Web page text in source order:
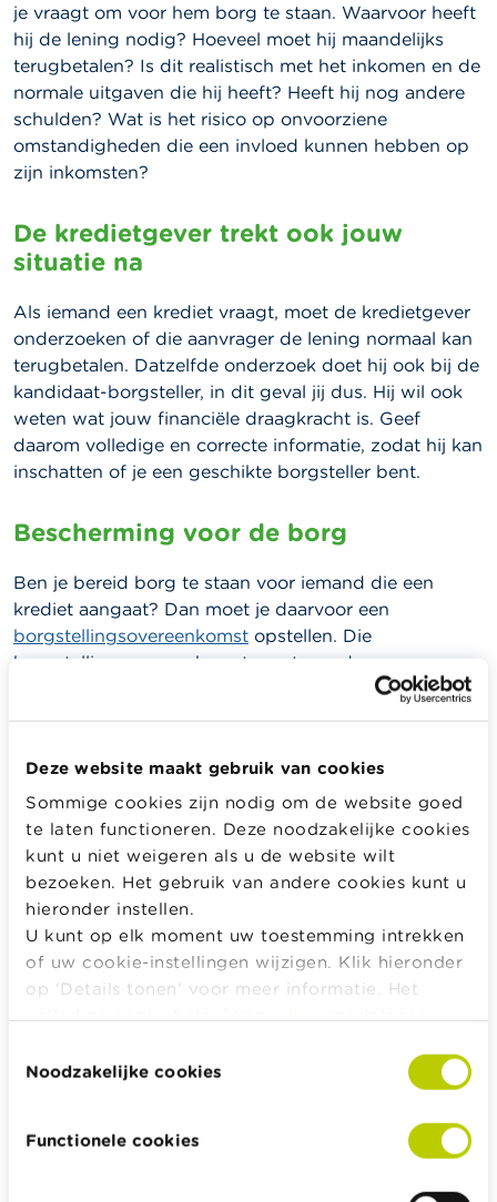
Deze website maakt gebruik van cookies
Sommige cookies zijn nodig om de website goed
te laten functioneren. Deze noodzakelijke cookies
kunt u niet weigeren als u de website wilt
bezoeken. Het gebruik van andere cookies kunt u
hieronder instellen.
U kunt op elk moment uw toestemming intrekken
of uw cookie-instellingen wijzigen. Klik hieronder
op ‘Details tonen’ voor meer informatie. Het
Noodzakelijke cookies
Functionele cookies
je vraagt om voor hem borg te staan. Waarvoor heeft
hij de lening nodig? Hoeveel moet hij maandelijks
terugbetalen? Is dit realistisch met het inkomen en de
normale uitgaven die hij heeft? Heeft hij nog andere
schulden? Wat is het risico op onvoorziene
omstandigheden die een invloed kunnen hebben op
zijn inkomsten?
De kredietgever trekt ook jouw
situatie na
Als iemand een krediet vraagt, moet de kredietgever
onderzoeken of die aanvrager de lening normaal kan
terugbetalen. Datzelfde onderzoek doet hij ook bij de
kandidaat-borgsteller, in dit geval jij dus. Hij wil ook
weten wat jouw financiële draagkracht is. Geef
daarom volledige en correcte informatie, zodat hij kan
inschatten of je een geschikte borgsteller bent.
Bescherming voor de borg
Ben je bereid borg te staan voor iemand die een
krediet aangaat? Dan moet je daarvoor een
borgstellingsovereenkomst opstellen. Die
borgstellingsovereenkomst moet van de
kredietovereenkomst gescheiden zijn. Je naam en
adres worden ook vermeld in de
contract. Je hoeft niet per se voor het hele geleende
bedrag borg te staan, voor een deel ervan kan ook.
De kredietgever kan je als borg enkel aanspreken als
je vriend of familielid:
Twee afbetalingen mist.
Of wanbetaler is voor 20 % van het totale terug te
betalen bedrag.
De kredietgever moet daarbij eerst je vriend of
familielid een aangetekende brief sturen om hem in
kredietnemer op dat hij de voorwaarden van het
kredietcontract niet nakomt. Pas wanneer je vriend of